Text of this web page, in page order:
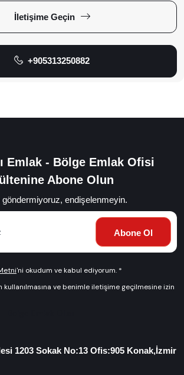
İletişime Geçin
+905313250882
Emlak - Bölge Emlak Ofisi
Abone Olun
göndermiyoruz, endişelenmeyin.
Abone Ol
'ni okudum ve kabul ediyorum. *
ve benimle iletişime geçilmesine izin
1203 Sokak No:13 Ofis:905 Konak,İzmir